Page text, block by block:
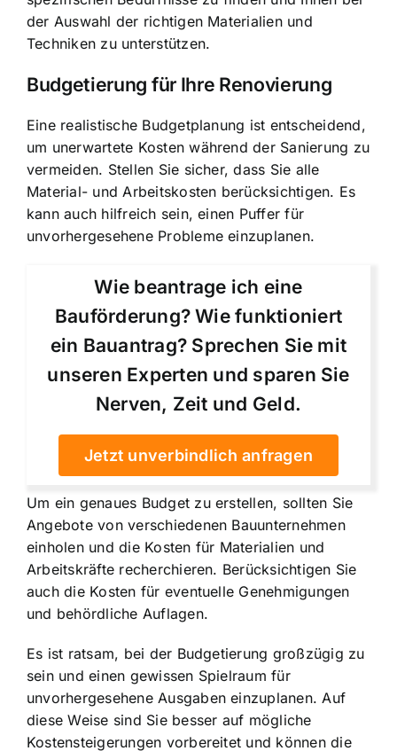
der Auswahl der richtigen Materialien und
Techniken zu unterstützen.
Budgetierung für Ihre Renovierung
Eine realistische Budgetplanung ist entscheidend,
um unerwartete Kosten während der Sanierung zu
vermeiden. Stellen Sie sicher, dass Sie alle
Material- und Arbeitskosten berücksichtigen. Es
kann auch hilfreich sein, einen Puffer für
unvorhergesehene Probleme einzuplanen.
Wie beantrage ich eine
Bauförderung? Wie funktioniert
ein Bauantrag? Sprechen Sie mit
unseren Experten und sparen Sie
Nerven, Zeit und Geld.
Jetzt unverbindlich anfragen
Um ein genaues Budget zu erstellen, sollten Sie
Angebote von verschiedenen Bauunternehmen
einholen und die Kosten für Materialien und
Arbeitskräfte recherchieren. Berücksichtigen Sie
auch die Kosten für eventuelle Genehmigungen
und behördliche Auflagen.
Es ist ratsam, bei der Budgetierung großzügig zu
sein und einen gewissen Spielraum für
unvorhergesehene Ausgaben einzuplanen. Auf
diese Weise sind Sie besser auf mögliche
Kostensteigerungen vorbereitet und können die